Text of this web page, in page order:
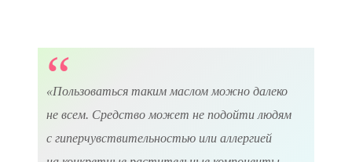
«Пользоваться таким маслом можно далеко
не всем. Средство может не подойти людям
с гиперчувствительностью или аллергией